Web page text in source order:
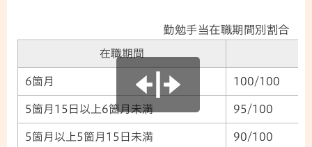
勤勉手当在職期間別割合
在職期間
6箇月 100/100
5箇月15日以上6箇月未満 95/100
5箇月以上5箇月15日未満 90/100